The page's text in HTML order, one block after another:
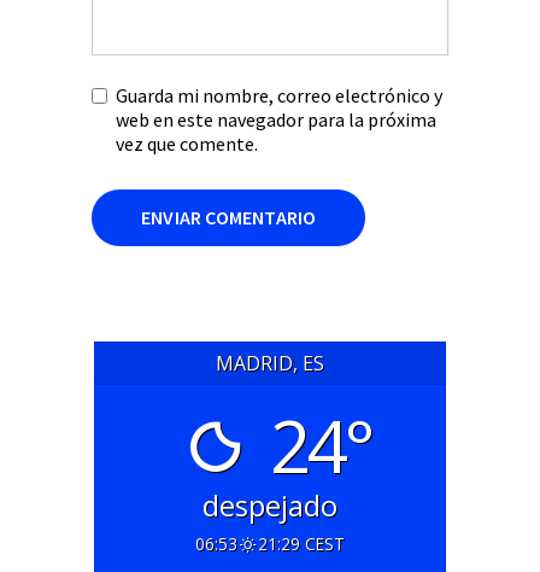
Guarda mi nombre, correo electrónico y
web en este navegador para la próxima
vez que comente.
MADRID, ES
24°
despejado
06:53 21:29 CEST